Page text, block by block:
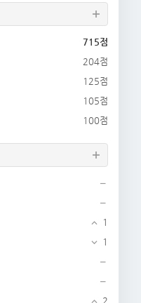
715점
204점
125점
105점
100점
1
1
2